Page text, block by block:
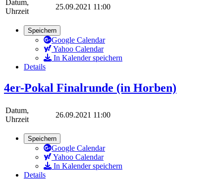
Datum,
Uhrzeit
25.09.2021 11:00
Speichern
Google Calendar
Yahoo Calendar
In Kalender speichern
Details
4er-Pokal Finalrunde (in Horben)
Datum,
Uhrzeit
26.09.2021 11:00
Speichern
Google Calendar
Yahoo Calendar
In Kalender speichern
Details